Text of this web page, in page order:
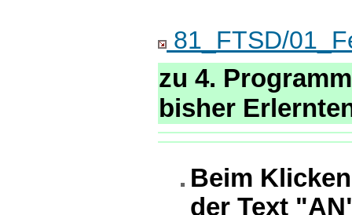
81_FTSD/
zu 4.
bisher
Beim
der Text